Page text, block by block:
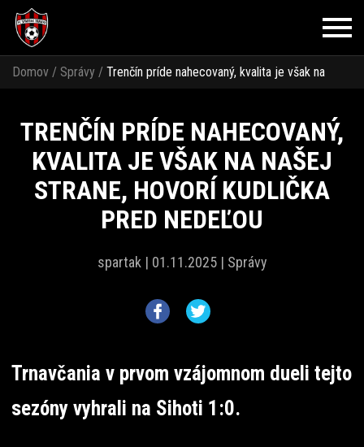
Domov / Správy / Trenčín príde nahecovaný, kvalita je však na
TRENČÍN PRÍDE NAHECOVANÝ,
KVALITA JE VŠAK NA NAŠEJ
STRANE, HOVORÍ KUDLIČKA
PRED NEDEĽOU
spartak | 01.11.2025 | Správy
Trnavčania v prvom vzájomnom dueli tejto
sezóny vyhrali na Sihoti 1:0.